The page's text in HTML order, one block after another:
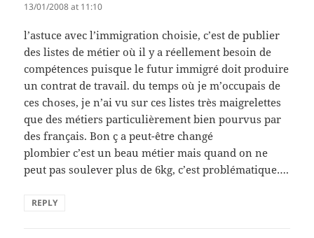
13/01/2008 at 11:10
l’astuce avec l’immigration choisie, c’est de publier
des listes de métier où il y a réellement besoin de
compétences puisque le futur immigré doit produire
un contrat de travail. du temps où je m’occupais de
ces choses, je n’ai vu sur ces listes très maigrelettes
que des métiers particulièrement bien pourvus par
des français. Bon ç a peut-être changé
plombier c’est un beau métier mais quand on ne
peut pas soulever plus de 6kg, c’est problématique….
REPLY